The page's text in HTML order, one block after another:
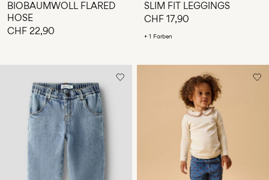
BIOBAUMWOLL FLARED
HOSE
CHF 22,90
SLIM FIT LEGGINGS
CHF 17,90
+ 1 Farben